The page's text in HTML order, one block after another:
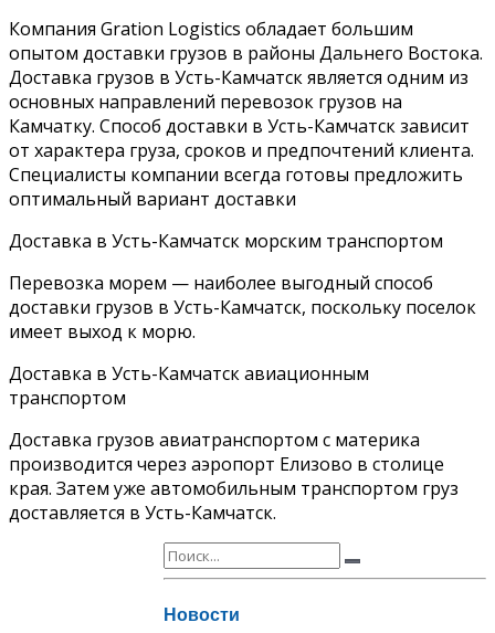
Компания Gration Logistics обладает большим
опытом доставки грузов в районы Дальнего Востока.
Доставка грузов в Усть-Камчатск является одним из
основных направлений перевозок грузов на
Камчатку. Способ доставки в Усть-Камчатск зависит
от характера груза, сроков и предпочтений клиента.
Специалисты компании всегда готовы предложить
оптимальный вариант доставки
Доставка в Усть-Камчатск морским транспортом
Перевозка морем — наиболее выгодный способ
доставки грузов в Усть-Камчатск, поскольку поселок
имеет выход к морю.
Доставка в Усть-Камчатск авиационным
транспортом
Доставка грузов авиатранспортом с материка
производится через аэропорт Елизово в столице
края. Затем уже автомобильным транспортом груз
доставляется в Усть-Камчатск.
Новости